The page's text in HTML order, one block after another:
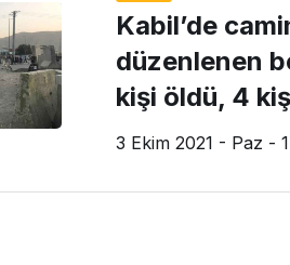
Kabil’de
düzenlenen
kişi öldü, 4
3 Ekim 2021 - Paz -